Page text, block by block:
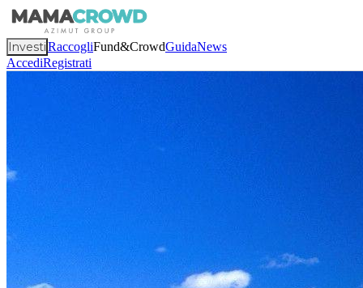
InvestiRaccogliFund&CrowdGuidaNews
AccediRegistrati